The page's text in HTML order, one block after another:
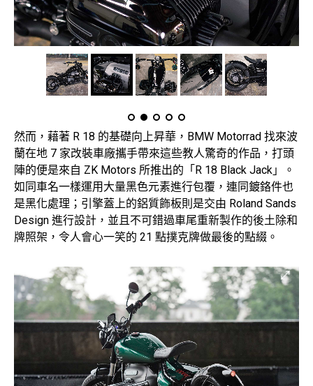
然而，藉著 R 18 的基礎向上昇華，BMW Motorrad 找來波
蘭在地 7 家改裝車廠攜手帶來這些教人驚奇的作品，打頭
陣的便是來自 ZK Motors 所推出的「R 18 Black Jack」。
如同車名一樣運用大量黑色元素進行包覆，連同鍍鉻件也
是黑化處理；引擎蓋上的鋁質飾板則是交由 Roland Sands
Design 進行設計，並且不可錯過車尾重新製作的後土除和
牌照架，令人會心一笑的 21 點撲克牌做最後的點綴。